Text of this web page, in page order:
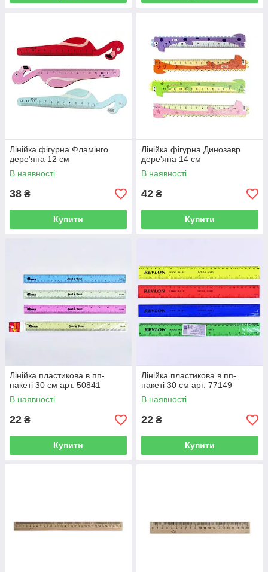
Лінійка фігурна Фламінго
дере'яна 12 см
В наявності
38 ₴
Купити
Лінійка фігурна Динозавр
дере'яна 14 см
В наявності
42 ₴
Купити
Лінійка пластикова в пп-
пакеті 30 см арт. 50841
В наявності
22 ₴
Купити
Лінійка пластикова в пп-
пакеті 30 см арт. 77149
В наявності
22 ₴
Купити